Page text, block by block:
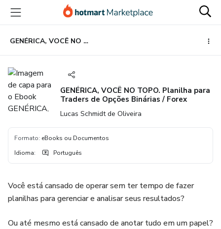
para
conteúdo
principal
para
pagamento
para
rodapé
GENÉRICA, VOCÊ NO TOPO. Planilha para Traders de Opções Binárias / Forex
GENÉRICA, VOCÊ NO TOPO. Planilha para
Traders de Opções Binárias / Forex
Lucas Schmidt de Oliveira
Formato: eBooks ou Documentos
Idioma: Português
Você está cansado de operar sem ter tempo de fazer
planilhas para gerenciar e analisar seus resultados?
Ou até mesmo está cansado de anotar tudo em um papel?